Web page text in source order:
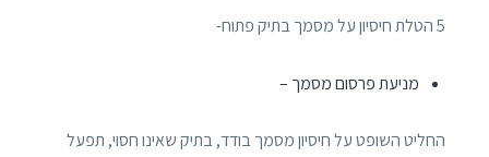
5 הטלת חיסיון על מסמך בתיק פתוח-
מניעת פרסום מסמך –
החליט השופט על חיסיון מסמך בודד, בתיק שאינו חסוי, תפעל